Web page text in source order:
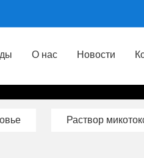
О нас Новости
Раствор